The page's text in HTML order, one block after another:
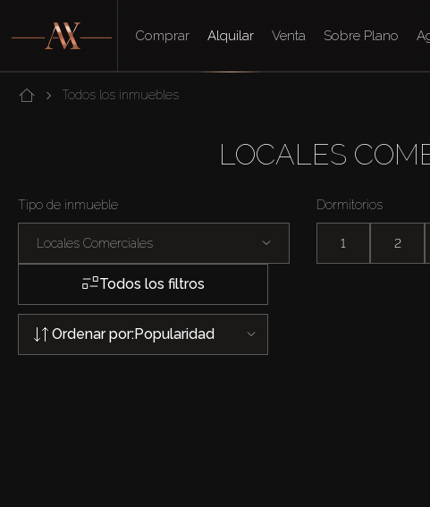
Comprar Alquilar Venta Sobre Plano
Todos los inmuebles
LOCALES
Tipo de inmueble
Locales Comerciales
Dormitorios
1 2
Todos los filtros
Ordenar por:Popularidad